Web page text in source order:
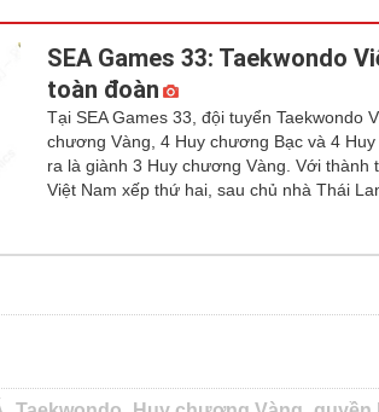
SEA Games 33: Taekwondo
toàn đoàn
Tại SEA Games 33, đội tuyển Taekwondo
chương Vàng, 4 Huy chương Bạc và 4
ra là giành 3 Huy chương Vàng. Với thành
Việt Nam xếp thứ hai, sau chủ nhà Thái